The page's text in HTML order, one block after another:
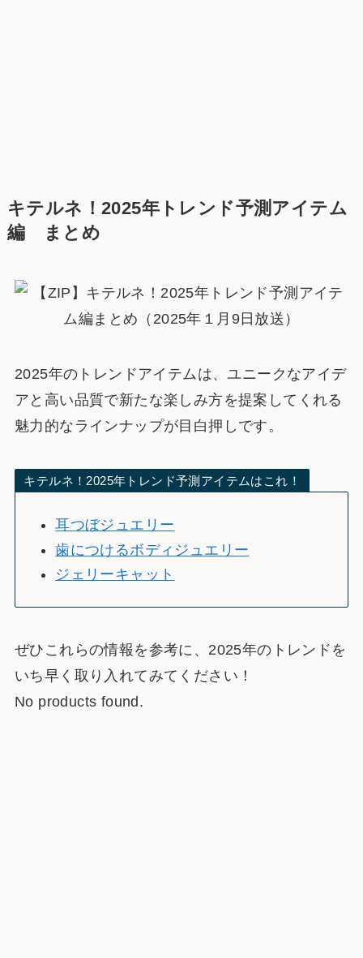
キテルネ！2025年トレンド予測アイテム
編 まとめ
2025年のトレンドアイテムは、ユニークなアイデ
アと高い品質で新たな楽しみ方を提案してくれる
魅力的なラインナップが目白押しです。
キテルネ！2025年トレンド予測アイテムはこれ！
耳つぼジュエリー
歯につけるボディジュエリー
ジェリーキャット
ぜひこれらの情報を参考に、2025年のトレンドを
いち早く取り入れてみてください！
No products found.